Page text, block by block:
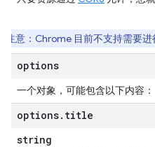
注意 ：Chrome 目前不支持需要进
options
一个对象，可能包含以下内容：
options. title
string